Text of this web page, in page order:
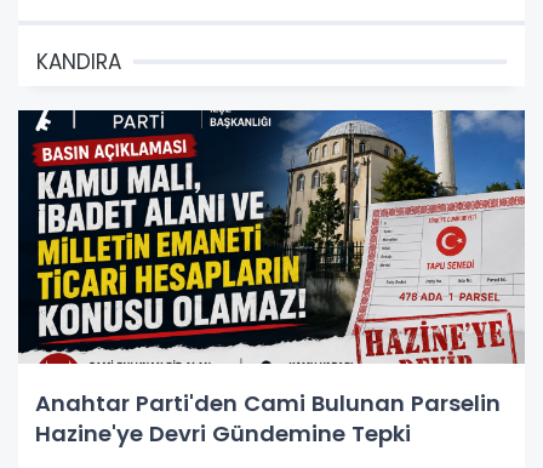
KANDIRA
Anahtar Parti'den Cami Bulunan Parselin
Hazine'ye Devri Gündemine Tepki